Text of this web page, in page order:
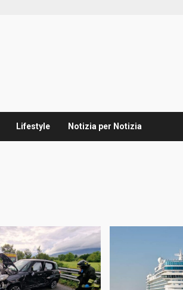
Lifestyle Notizia per Notizia